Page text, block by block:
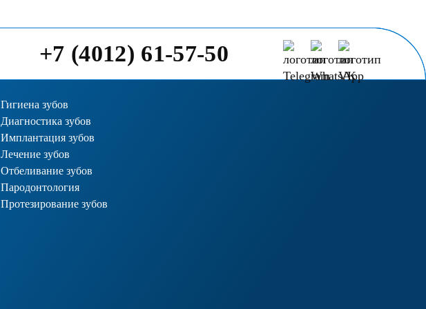
+7 (4012) 61-57-50
Гигиена зубов
Диагностика зубов
Имплантация зубов
Лечение зубов
Отбеливание зубов
Пародонтология
Протезирование зубов